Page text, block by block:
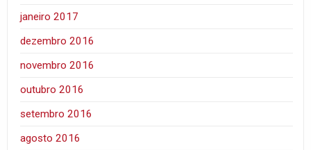
janeiro 2017
dezembro 2016
novembro 2016
outubro 2016
setembro 2016
agosto 2016